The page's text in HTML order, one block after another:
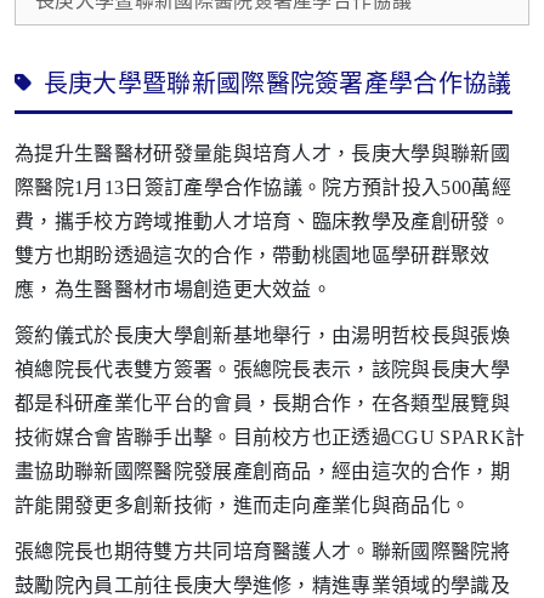
長庚大學暨聯新國際醫院簽署產學合作協議
為提升生醫醫材研發量能與培育人才，長庚大學與聯新國
際醫院1月13日簽訂產學合作協議。院方預計投入500萬經
費，攜手校方跨域推動人才培育、臨床教學及產創研發。
雙方也期盼透過這次的合作，帶動桃園地區學研群聚效
應，為生醫醫材市場創造更大效益。
簽約儀式於長庚大學創新基地舉行，由湯明哲校長與張煥
禎總院長代表雙方簽署。張總院長表示，該院與長庚大學
都是科研產業化平台的會員，長期合作，在各類型展覽與
技術媒合會皆聯手出擊。目前校方也正透過CGU SPARK計
畫協助聯新國際醫院發展產創商品，經由這次的合作，期
許能開發更多創新技術，進而走向產業化與商品化。
張總院長也期待雙方共同培育醫護人才。聯新國際醫院將
鼓勵院內員工前往長庚大學進修，精進專業領域的學識及